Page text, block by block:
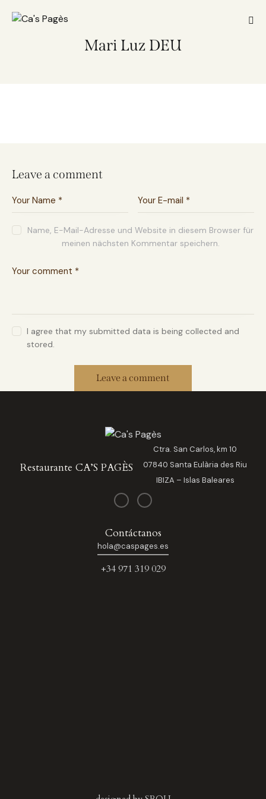
Mari Luz DEU
Leave a comment
Name, E-Mail-Adresse und Website in diesem Browser für
meinen nächsten Kommentar speichern.
I agree that my submitted data is being collected and
stored.
Restaurante CA’S PAGÈS
Ctra. San Carlos, km 10
07840 Santa Eulària des Riu
IBIZA – Islas Baleares
Contáctanos
hola@caspages.es
+34 971 319 029